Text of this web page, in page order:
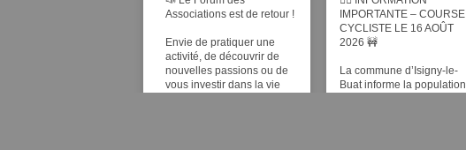
Associations est de retour !
Envie de pratiquer une
activité, de découvrir de
nouvelles passions ou de
vous investir dans la vie
IMPORTANTE – COURSE
CYCLISTE LE 16 AOÛT
2026 🚧
La commune d’Isigny-le-
Buat informe la population